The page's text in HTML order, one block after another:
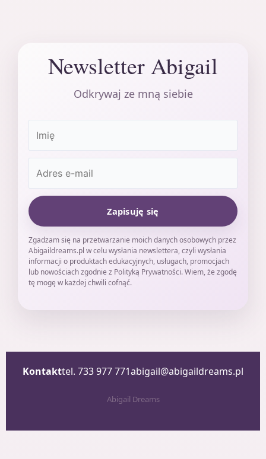
Newsletter Abigail
Odkrywaj ze mną siebie
Zapisuję się
Zgadzam się na przetwarzanie moich danych osobowych przez
Abigaildreams.pl w celu wysłania newslettera, czyli wysłania
informacji o produktach edukacyjnych, usługach, promocjach
lub nowościach zgodnie z Polityką Prywatności. Wiem, że zgodę
tę mogę w każdej chwili cofnąć.
Kontakttel. 733 977 771abigail@abigaildreams.pl
Abigail Dreams